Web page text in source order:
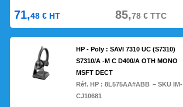
71,48 € HT 85,78€TTC
HP - Poly : SAVI 7310 UC (S7310)
S7310/A -M C D400/A OTH MONO
MSFT DECT
Réf. HP :8L575AA#ABB – SKU IM-
CJ10681